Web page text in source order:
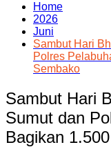
Home
2026
Juni
Sambut Hari
Polres
Sembako
Sambut Hari
Sumut dan
Bagikan